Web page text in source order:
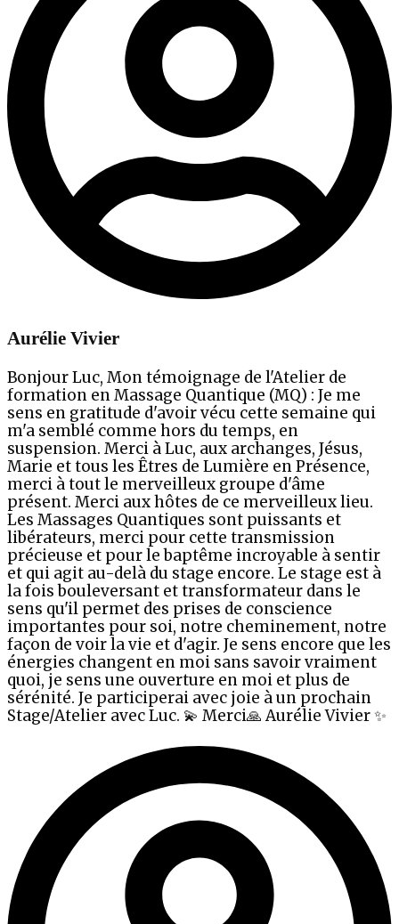
Aurélie Vivier
Bonjour Luc, Mon témoignage de l'Atelier de
formation en Massage Quantique (MQ) : Je me
sens en gratitude d'avoir vécu cette semaine qui
m'a semblé comme hors du temps, en
suspension. Merci à Luc, aux archanges, Jésus,
Marie et tous les Êtres de Lumière en Présence,
merci à tout le merveilleux groupe d'âme
présent. Merci aux hôtes de ce merveilleux lieu.
Les Massages Quantiques sont puissants et
libérateurs, merci pour cette transmission
précieuse et pour le baptême incroyable à sentir
et qui agit au-delà du stage encore. Le stage est à
la fois bouleversant et transformateur dans le
sens qu'il permet des prises de conscience
importantes pour soi, notre cheminement, notre
façon de voir la vie et d'agir. Je sens encore que les
énergies changent en moi sans savoir vraiment
quoi, je sens une ouverture en moi et plus de
sérénité. Je participerai avec joie à un prochain
Stage/Atelier avec Luc. 💫 Merci🙏 Aurélie Vivier ✨